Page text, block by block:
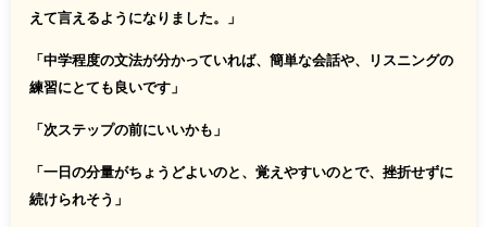
えて言えるようになりました。
」
「 中学程度の文法が分かっていれば、簡単な会話や、リスニングの
練習にとても良いです 」
「次ステップの前にいいかも」
「 一日の分量がちょうどよいのと、覚えやすいのとで、挫折せずに
続けられそう 」